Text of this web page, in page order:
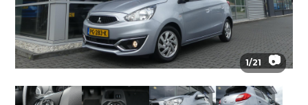
1/21 📷